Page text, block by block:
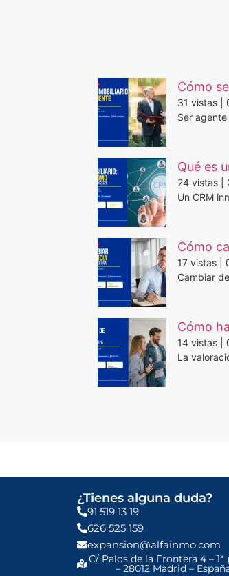
Cómo
31 vistas
Ser
Qué es
24 vistas
Un CRM
Cómo
17 vistas
Cambiar
Cómo
14 vistas
La
¿Tienes alguna duda?
91 519 13 19
626 525 159
expansion@alfainmo.com
C/ Palos de la Frontera 4 – 1ª
– 28012 Madrid –